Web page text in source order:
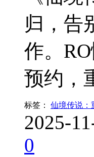
归，告
作。
预约，
标签： 仙境传说：
2025-
0